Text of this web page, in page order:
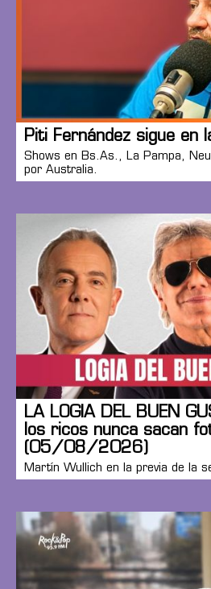
Piti Fernández sigue en
Shows en Bs.As., La Pampa,
por Australia.
LA LOGIA DEL BUEN
los ricos nunca sacan
(05/08/2026)
Martín Wullich en la previa de la